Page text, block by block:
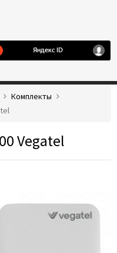
Комплекты
Vegatel